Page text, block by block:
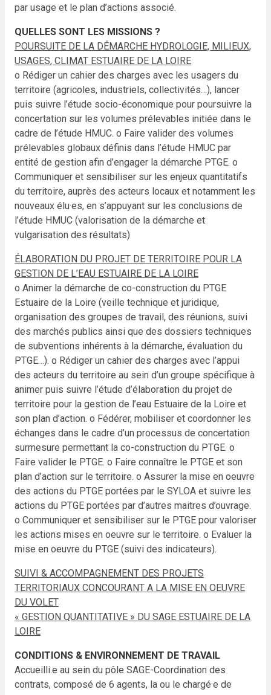
par usage et le plan d’actions associé.
QUELLES SONT LES MISSIONS ?
POURSUITE DE LA DÉMARCHE HYDROLOGIE, MILIEUX,
USAGES, CLIMAT ESTUAIRE DE LA LOIRE
o Rédiger un cahier des charges avec les usagers du
territoire (agricoles, industriels, collectivités…), lancer
puis suivre l’étude socio-économique pour poursuivre la
concertation sur les volumes prélevables initiée dans le
cadre de l’étude HMUC. o Faire valider des volumes
prélevables globaux définis dans l’étude HMUC par
entité de gestion afin d’engager la démarche PTGE. o
Communiquer et sensibiliser sur les enjeux quantitatifs
du territoire, auprès des acteurs locaux et notamment les
nouveaux élu·es, en s’appuyant sur les conclusions de
l’étude HMUC (valorisation de la démarche et
vulgarisation des résultats)
ÉLABORATION DU PROJET DE TERRITOIRE POUR LA
GESTION DE L’EAU ESTUAIRE DE LA LOIRE
o Animer la démarche de co-construction du PTGE
Estuaire de la Loire (veille technique et juridique,
organisation des groupes de travail, des réunions, suivi
des marchés publics ainsi que des dossiers techniques
de subventions inhérents à la démarche, évaluation du
PTGE…). o Rédiger un cahier des charges avec l’appui
des acteurs du territoire au sein d’un groupe spécifique à
animer puis suivre l’étude d’élaboration du projet de
territoire pour la gestion de l’eau Estuaire de la Loire et
son plan d’action. o Fédérer, mobiliser et coordonner les
échanges dans le cadre d’un processus de concertation
surmesure permettant la co-construction du PTGE. o
Faire valider le PTGE. o Faire connaître le PTGE et son
plan d’action sur le territoire. o Assurer la mise en oeuvre
des actions du PTGE portées par le SYLOA et suivre les
actions du PTGE portées par d’autres maitres d’ouvrage.
o Communiquer et sensibiliser sur le PTGE pour valoriser
les actions mises en oeuvre sur le territoire. o Evaluer la
mise en oeuvre du PTGE (suivi des indicateurs).
SUIVI & ACCOMPAGNEMENT DES PROJETS
TERRITORIAUX CONCOURANT A LA MISE EN OEUVRE
DU VOLET
« GESTION QUANTITATIVE » DU SAGE ESTUAIRE DE LA
LOIRE
CONDITIONS & ENVIRONNEMENT DE TRAVAIL
Accueilli.e au sein du pôle SAGE-Coordination des
contrats, composé de 6 agents, la ou le chargé·e de